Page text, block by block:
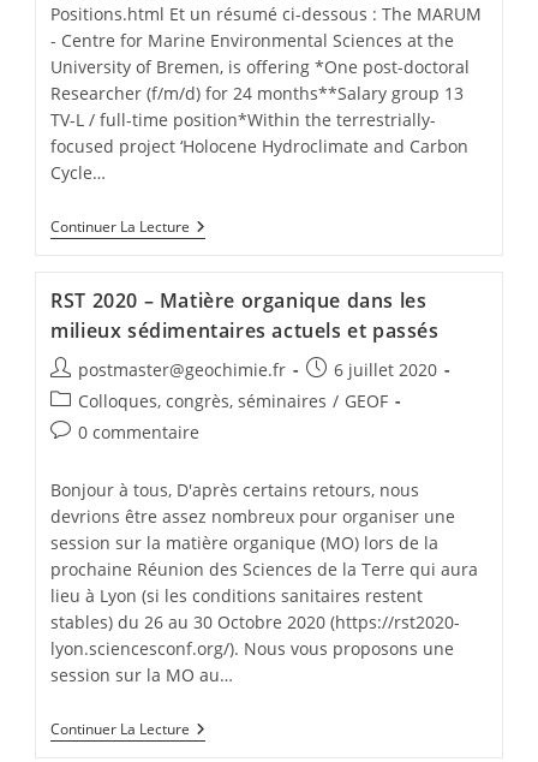
Positions.html Et un résumé ci-dessous : The MARUM
- Centre for Marine Environmental Sciences at the
University of Bremen, is offering *One post-doctoral
Researcher (f/m/d) for 24 months**Salary group 13
TV-L / full-time position*Within the terrestrially-
focused project ‘Holocene Hydroclimate and Carbon
Cycle…
Continuer La Lecture
RST 2020 – Matière organique dans les
milieux sédimentaires actuels et passés
postmaster@geochimie.fr
6 juillet 2020
Colloques, congrès, séminaires / GEOF
0 commentaire
Bonjour à tous, ​D'après certains retours, nous
devrions être assez nombreux pour organiser une
session sur la matière organique (MO) lors de la
prochaine Réunion des Sciences de la Terre qui aura
lieu à Lyon (si les conditions sanitaires restent
stables) du 26 au 30 Octobre 2020 (https://rst2020-
lyon.sciencesconf.org/). Nous vous proposons une
session sur la MO au…
Continuer La Lecture